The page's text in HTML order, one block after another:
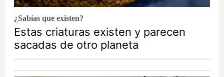
¿Sabías que existen?
Estas criaturas existen y parecen
sacadas de otro planeta